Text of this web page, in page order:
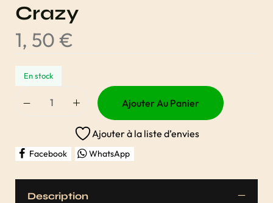
Crazy
1, 50 €
En stock
Ajouter Au Panier
Ajouter à la liste d’envies
Facebook WhatsApp
Description